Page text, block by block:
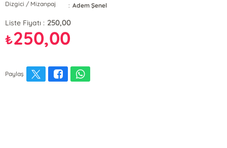
Dizgici / Mizanpaj
: Adem Şenel
Liste Fiyatı : 250,00
₺250,00
Paylaş